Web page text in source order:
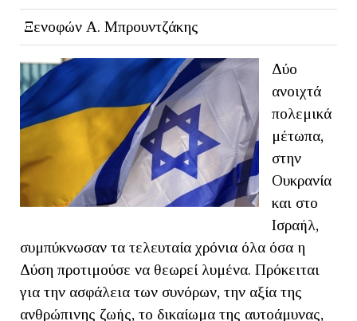
Ξενοφών Α. Μπρουντζάκης
Δύο
ανοιχτά
πολεμικά
μέτωπα,
στην
Ουκρανία
και στο
Ισραήλ,
συμπύκνωσαν τα τελευταία χρόνια όλα όσα η
Δύση προτιμούσε να θεωρεί λυμένα. Πρόκειται
για την ασφάλεια των συνόρων, την αξία της
ανθρώπινης ζωής, το δικαίωμα της αυτοάμυνας,